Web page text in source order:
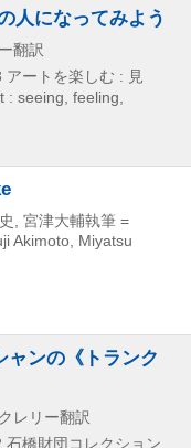
人になってみよう
翻訳
アートを楽しむ : 見
: seeing, feeling,
, 宮津大輔執筆 =
Akimoto, Miyatsu
ンの《トランク
レリー翻訳
石橋財団コレクション